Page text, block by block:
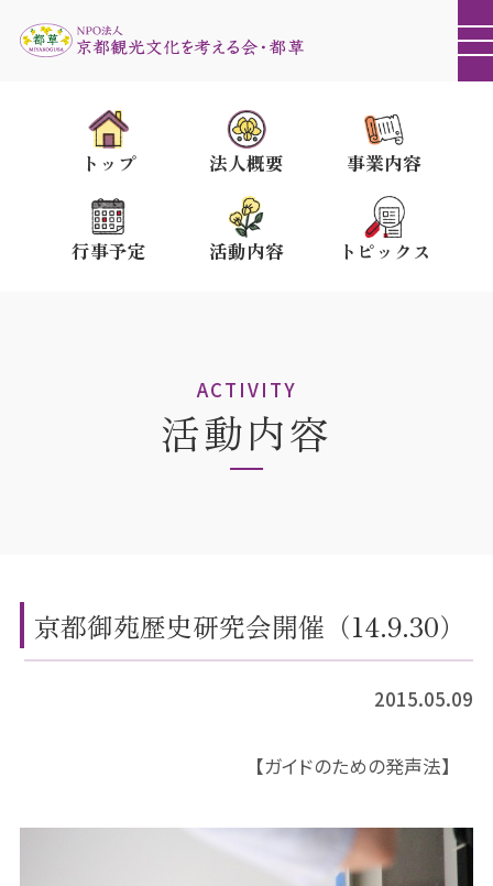
トップ 法人概要 事業内容
行事予定 活動内容 トピックス
ACTIVITY
活動内容
京都御苑歴史研究会開催（14.9.30）
2015.05.09
【ガイドのための発声法】